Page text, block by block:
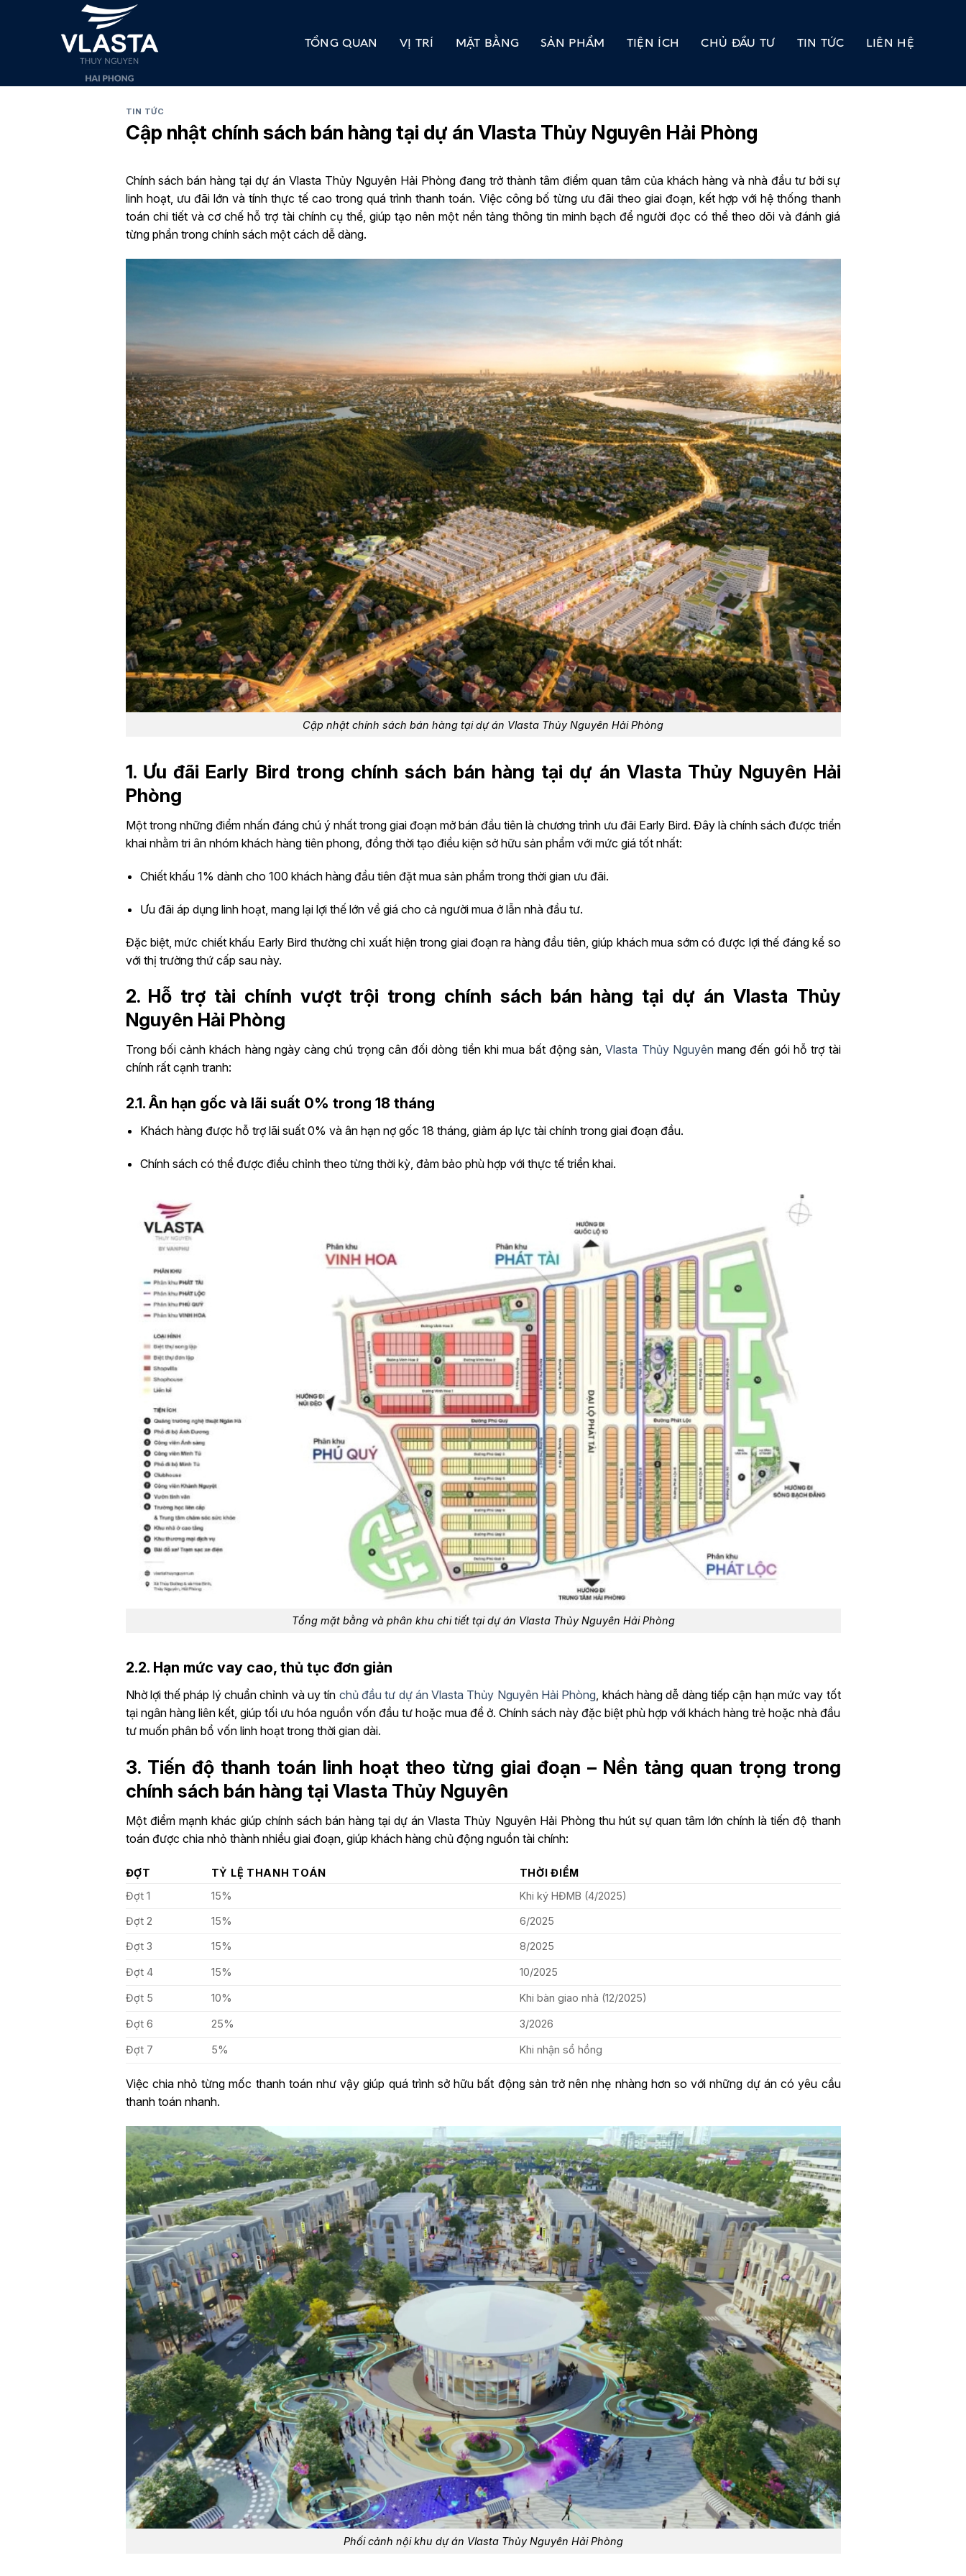
TỔNG QUAN VỊ TRÍ MẶT BẰNG SẢN PHẨM TIỆN ÍCH CHỦ ĐẦU TƯ TIN TỨC LIÊN HỆ
TIN TỨC
Cập nhật chính sách bán hàng tại dự án Vlasta Thủy Nguyên Hải Phòng
Chính sách bán hàng tại dự án Vlasta Thủy Nguyên Hải Phòng đang trở thành tâm điểm quan tâm của khách hàng và nhà đầu tư bởi sự
linh hoạt, ưu đãi lớn và tính thực tế cao trong quá trình thanh toán. Việc công bố từng ưu đãi theo giai đoạn, kết hợp với hệ thống thanh
toán chi tiết và cơ chế hỗ trợ tài chính cụ thể, giúp tạo nên một nền tảng thông tin minh bạch để người đọc có thể theo dõi và đánh giá
từng phần trong chính sách một cách dễ dàng.
Cập nhật chính sách bán hàng tại dự án Vlasta Thủy Nguyên Hải Phòng
1. Ưu đãi Early Bird trong chính sách bán hàng tại dự án Vlasta Thủy Nguyên Hải
Phòng
Một trong những điểm nhấn đáng chú ý nhất trong giai đoạn mở bán đầu tiên là chương trình ưu đãi Early Bird. Đây là chính sách được triển
khai nhằm tri ân nhóm khách hàng tiên phong, đồng thời tạo điều kiện sở hữu sản phẩm với mức giá tốt nhất:
Chiết khấu 1% dành cho 100 khách hàng đầu tiên đặt mua sản phẩm trong thời gian ưu đãi.
Ưu đãi áp dụng linh hoạt, mang lại lợi thế lớn về giá cho cả người mua ở lẫn nhà đầu tư.
Đặc biệt, mức chiết khấu Early Bird thường chỉ xuất hiện trong giai đoạn ra hàng đầu tiên, giúp khách mua sớm có được lợi thế đáng kể so
với thị trường thứ cấp sau này.
2. Hỗ trợ tài chính vượt trội trong chính sách bán hàng tại dự án Vlasta Thủy
Nguyên Hải Phòng
Trong bối cảnh khách hàng ngày càng chú trọng cân đối dòng tiền khi mua bất động sản,Vlasta Thủy Nguyên mang đến gói hỗ trợ tài
chính rất cạnh tranh:
2.1. Ân hạn gốc và lãi suất 0% trong 18 tháng
Khách hàng được hỗ trợ lãi suất 0% và ân hạn nợ gốc 18 tháng, giảm áp lực tài chính trong giai đoạn đầu.
Chính sách có thể được điều chỉnh theo từng thời kỳ, đảm bảo phù hợp với thực tế triển khai.
Tổng mặt bằng và phân khu chi tiết tại dự án Vlasta Thủy Nguyên Hải Phòng
2.2. Hạn mức vay cao, thủ tục đơn giản
Nhờ lợi thế pháp lý chuẩn chỉnh và uy tín chủ đầu tư dự án Vlasta Thủy Nguyên Hải Phòng, khách hàng dễ dàng tiếp cận hạn mức vay tốt
tại ngân hàng liên kết, giúp tối ưu hóa nguồn vốn đầu tư hoặc mua để ở. Chính sách này đặc biệt phù hợp với khách hàng trẻ hoặc nhà đầu
tư muốn phân bổ vốn linh hoạt trong thời gian dài.
3. Tiến độ thanh toán linh hoạt theo từng giai đoạn – Nền tảng quan trọng trong
chính sách bán hàng tại Vlasta Thủy Nguyên
Một điểm mạnh khác giúp chính sách bán hàng tại dự án Vlasta Thủy Nguyên Hải Phòng thu hút sự quan tâm lớn chính là tiến độ thanh
toán được chia nhỏ thành nhiều giai đoạn, giúp khách hàng chủ động nguồn tài chính:
ĐỢT TỶ LỆ THANH TOÁN
THỜI ĐIỂM
Đợt 1
15% Khi ký HĐMB (4/2025)
Đợt 2 15% 6/2025
Đợt 3 15% 8/2025
Đợt 4 15% 10/2025
Đợt 5 10% Khi bàn giao nhà (12/2025)
Đợt 6 25% 3/2026
Đợt 7 5% Khi nhận sổ hồng
Việc chia nhỏ từng mốc thanh toán như vậy giúp quá trình sở hữu bất động sản trở nên nhẹ nhàng hơn so với những dự án có yêu cầu
thanh toán nhanh.
Phối cảnh nội khu dự án Vlasta Thủy Nguyên Hải Phòng